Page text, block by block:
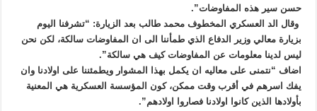
حسن سير هذه المفاوضات”.
وقال الد العسكري المخطوف محمد طالب بعد الزيارة: “تشرفنا اليوم
بزيارة معالي وزير الدفاع الذي طمأننا الى ان المفاوضات سالكة، لكن نحن
ليس لدينا معلومات عن المفاوضات كيف هي سالكة”.
اضاف “نتمنى على معاليه ان يكمل بهذا المشوار ويطمئننا على اولادنا وان
يفك اسرهم في أقرب وقت ممكن، كون المؤسسة العسكرية هي المعنية
بأولادها الذين كانوا اولادنا فصاروا اولادهم”.